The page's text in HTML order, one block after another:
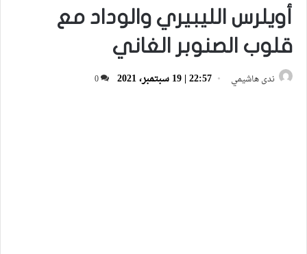
أويلرس الليبيري والوداد مع
قلوب الصنوبر الغاني
ندى هاشيمي 22:57 | 19 سبتمبر، 2021 0